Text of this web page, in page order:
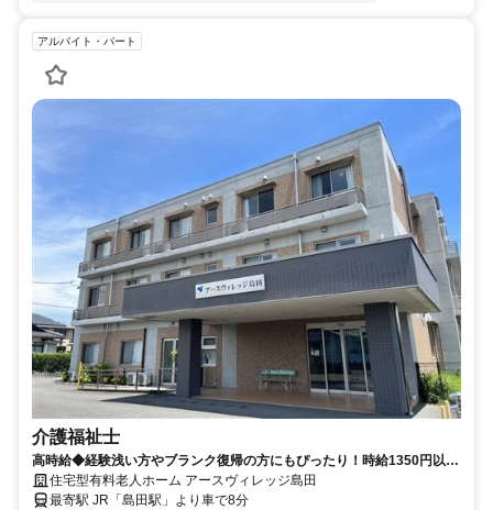
アルバイト・パート
介護福祉士
高時給◆経験浅い方やブランク復帰の方にもぴったり！時給1350円以上
★週3日から勤務可能◎お気軽に応募ください♪【島田市、新金谷駅・島
田駅、住宅型有料老人ホーム、介護福祉士、日勤パート】※積極採用中
住宅型有料老人ホーム アースヴィレッジ島田
最寄駅 JR「島田駅」より車で8分